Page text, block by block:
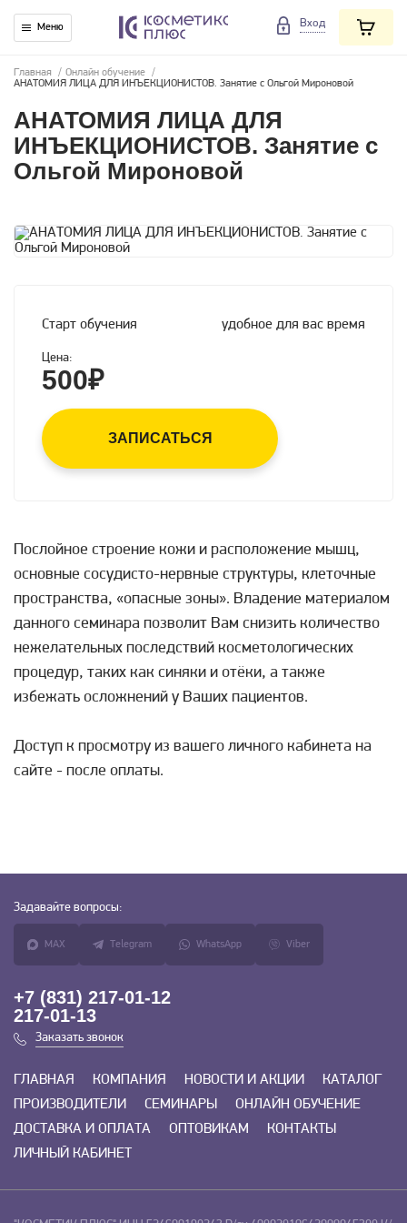
Меню Вход
Главная / Онлайн обучение /
АНАТОМИЯ ЛИЦА ДЛЯ ИНЪЕКЦИОНИСТОВ. Занятие с Ольгой Мироновой
АНАТОМИЯ ЛИЦА ДЛЯ
ИНЪЕКЦИОНИСТОВ. Занятие с
Ольгой Мироновой
Старт обучения удобное для вас время
Цена:
500₽
ЗАПИСАТЬСЯ
Послойное строение кожи и расположение мышц,
основные сосудисто-нервные структуры, клеточные
пространства, «опасные зоны». Владение материалом
данного семинара позволит Вам снизить количество
нежелательных последствий косметологических
процедур, таких как синяки и отёки, а также
избежать осложнений у Ваших пациентов.
Доступ к просмотру из вашего личного кабинета на
сайте - после оплаты.
Задавайте вопросы:
MAX Telegram WhatsApp Viber
+7 (831) 217-01-12
217-01-13
Заказать звонок
ГЛАВНАЯ КОМПАНИЯ НОВОСТИ И АКЦИИ
КАТАЛОГ
ПРОИЗВОДИТЕЛИ
СЕМИНАРЫ
ОНЛАЙН ОБУЧЕНИЕ
ДОСТАВКА И ОПЛАТА
ОПТОВИКАМ
КОНТАКТЫ
ЛИЧНЫЙ КАБИНЕТ